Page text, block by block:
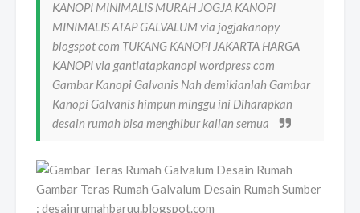
KANOPI MINIMALIS MURAH JOGJA KANOPI
MINIMALIS ATAP GALVALUM via jogjakanopy
blogspot com TUKANG KANOPI JAKARTA HARGA
KANOPI via gantiatapkanopi wordpress com
Gambar Kanopi Galvanis Nah demikianlah Gambar
Kanopi Galvanis himpun minggu ini Diharapkan
desain rumah bisa menghibur kalian semua
Gambar Teras Rumah Galvalum Desain Rumah Sumber
: desainrumahbaruu.blogspot.com